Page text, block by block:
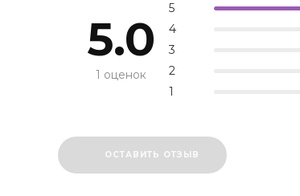
5.0
1 оценок
5
4
3
2
1
ОСТАВИТЬ ОТЗЫВ